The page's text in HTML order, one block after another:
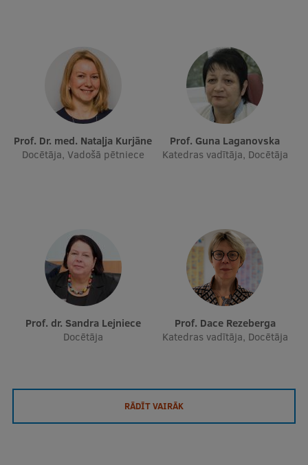
Mobilitātes programmas
Starptautiskie projekti
EURAXESS RSU kontaktpunkts
Prof. Dr. med. Nataļja Kurjāne
Docētāja, Vadošā pētniece
Prof. Guna Laganovska
Katedras vadītāja, Docētāja
Prof. dr. Sandra Lejniece
Docētāja
Prof. Dace Rezeberga
Katedras vadītāja, Docētāja
RĀDĪT VAIRĀK